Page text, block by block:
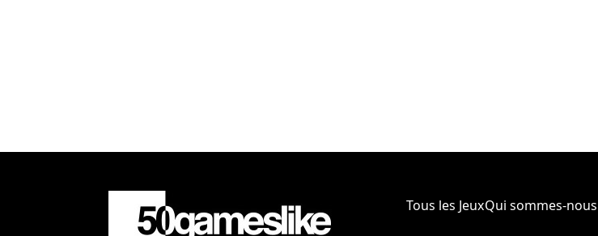
Tous les JeuxQui sommes-nous